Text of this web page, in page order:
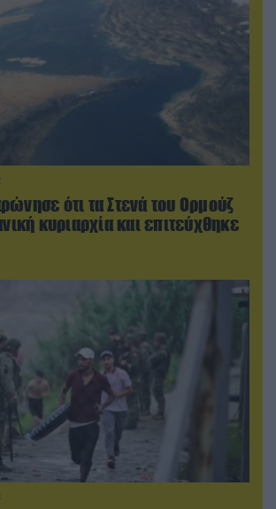
ότι τα Στενά του Ορμούζ
κυριαρχία και επιτεύχθηκε